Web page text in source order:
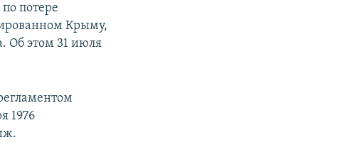
потере
Крыму,
Об этом 31 июля
1976